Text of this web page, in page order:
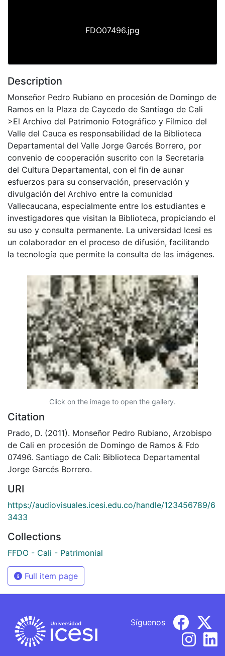
FDO07496.jpg
Description
Monseñor Pedro Rubiano en procesión de Domingo de
Ramos en la Plaza de Caycedo de Santiago de Cali
>El Archivo del Patrimonio Fotográfico y Fílmico del
Valle del Cauca es responsabilidad de la Biblioteca
Departamental del Valle Jorge Garcés Borrero, por
convenio de cooperación suscrito con la Secretaria
del Cultura Departamental, con el fin de aunar
esfuerzos para su conservación, preservación y
divulgación del Archivo entre la comunidad
Vallecaucana, especialmente entre los estudiantes e
investigadores que visitan la Biblioteca, propiciando el
su uso y consulta permanente. La universidad Icesi es
un colaborador en el proceso de difusión, facilitando
la tecnología que permite la consulta de las imágenes.
Click on the image to open the gallery.
Citation
Prado, D. (2011). Monseñor Pedro Rubiano, Arzobispo
de Cali en procesión de Domingo de Ramos & Fdo
07496. Santiago de Cali: Biblioteca Departamental
Jorge Garcés Borrero.
URI
https://audiovisuales.icesi.edu.co/handle/123456789/6
3433
Collections
FFDO - Cali - Patrimonial
Full item page
Síguenos